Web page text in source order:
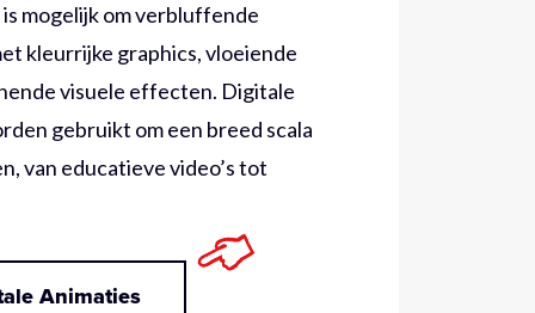
mogelijk om verbluffende
kleurrijke graphics, vloeiende
visuele effecten. Digitale
gebruikt om een breed scala
van educatieve video’s tot
Animaties